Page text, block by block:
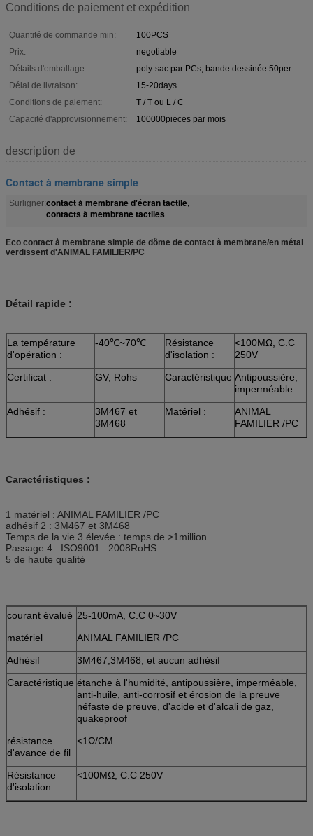
Conditions de paiement et expédition
Quantité de commande min:
100PCS
Prix:
negotiable
Détails d'emballage:
poly-sac par PCs, bande dessinée 50per
Délai de livraison:
15-20days
Conditions de paiement:
T / T ou L / C
Capacité d'approvisionnement:
100000pieces par mois
description de
Contact à membrane simple
Surligner:contact à membrane d'écran tactile,
contacts à membrane tactiles
Eco contact à membrane simple de dôme de contact à membrane/en métal
verdissent d'ANIMAL FAMILIER/PC
Détail rapide :
La température
d'opération :
-40℃~70℃
Résistance
d'isolation :
<100MΩ, C.C
250V
Certificat :
GV, Rohs
Caractéristique
:
Antipoussière,
imperméable
Adhésif :
3M467 et
3M468
Matériel :
ANIMAL
FAMILIER /PC
Caractéristiques :
1 matériel : ANIMAL FAMILIER /PC
adhésif 2 : 3M467 et 3M468
Temps de la vie 3 élevée : temps de >1million
Passage 4 : ISO9001 : 2008RoHS.
5 de haute qualité
courant évalué 25-100mA, C.C 0~30V
matériel
ANIMAL FAMILIER /PC
Adhésif
3M467,3M468, et aucun adhésif
Caractéristique étanche à l'humidité, antipoussière, imperméable,
anti-huile, anti-corrosif et érosion de la preuve
néfaste de preuve, d'acide et d'alcali de gaz,
quakeproof
résistance
d'avance de fil
<1Ω/CM
Résistance
d'isolation
<100MΩ, C.C 250V